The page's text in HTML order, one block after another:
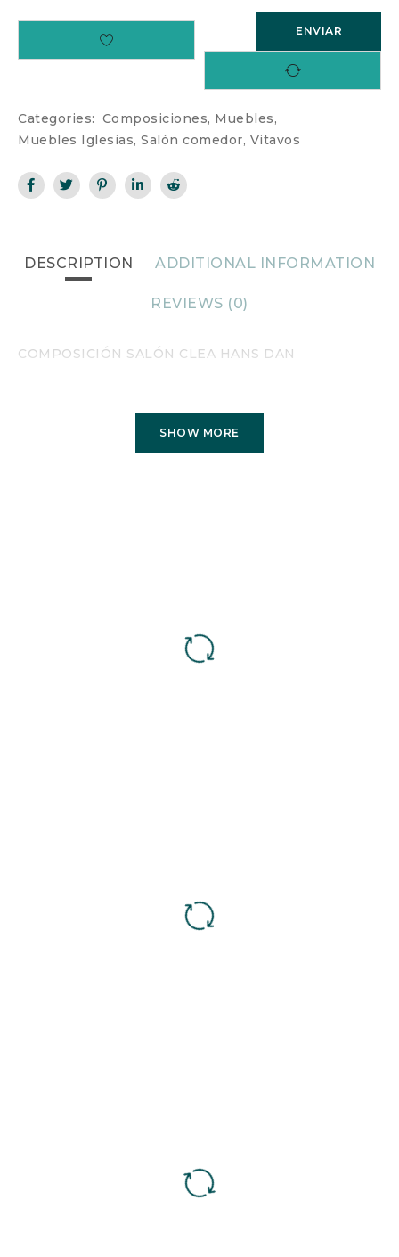
Categories: Composiciones, Muebles,
Muebles Iglesias, Salón comedor, Vitavos
DESCRIPTION ADDITIONAL INFORMATION
REVIEWS (0)
COMPOSICIÓN SALÓN CLEA HANS DAN
SHOW MORE